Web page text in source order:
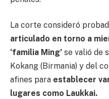
La corte consideró
articulado en torno a
‘familia Ming’ se valió de
Kokang (Birmania) y del
afines para establecer
lugares como Laukkai.